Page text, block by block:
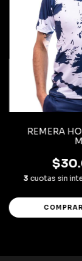
REMERA
3 cuotas sin